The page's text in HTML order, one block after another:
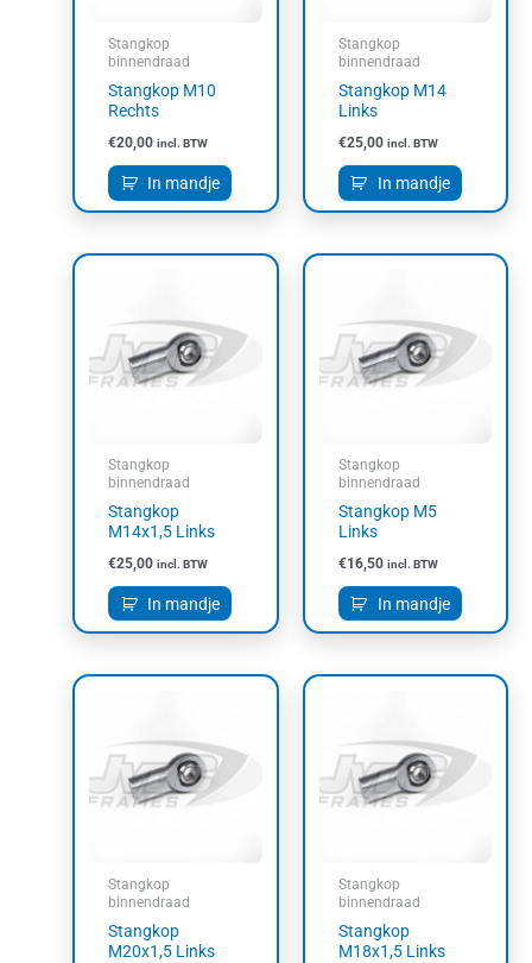
Stangkop
binnendraad
Stangkop M10
Rechts
€20,00 incl. BTW
In mandje
Stangkop
binnendraad
Stangkop M14
Links
€25,00 incl. BTW
In mandje
Stangkop
binnendraad
Stangkop
M14x1,5 Links
€25,00 incl. BTW
In mandje
Stangkop
binnendraad
Stangkop M5
Links
€16,50 incl. BTW
In mandje
Stangkop
binnendraad
Stangkop
M20x1,5 Links
Stangkop
binnendraad
Stangkop
M18x1,5 Links